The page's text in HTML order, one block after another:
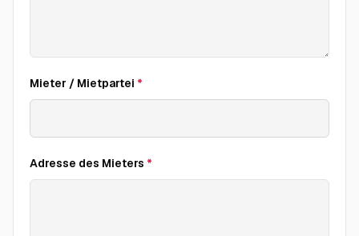
Mieter / Mietpartei *
Adresse des Mieters *